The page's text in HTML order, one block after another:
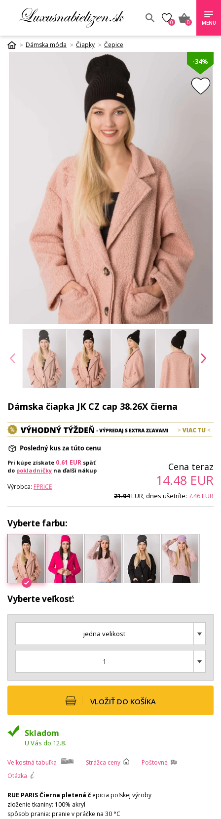
0 0 MENU
Dámska móda Čiapky Čepice
-34%
Dámska čiapka JK CZ cap 38.26X čierna
Pri kúpe získate 0.61 EUR späť
do pokladničky na ďalší nákup
Výrobca: FPRICE
Cena teraz
14.48 EUR
21.94EUR, dnes ušetríte: 7.46EUR
Vyberte farbu:
Vyberte veľkosť:
jedna velikost
1
VLOŽIŤ DO KOŠÍKA
Skladom
U Vás do 12.8.
Veľkostná tabuľka Strážca ceny
Poštovné
Otázka
RUE PARIS Čierna pletená č epicia poľskej výroby
zloženie tkaniny: 100% akryl
spôsob prania: pranie v práčke na 30 °C